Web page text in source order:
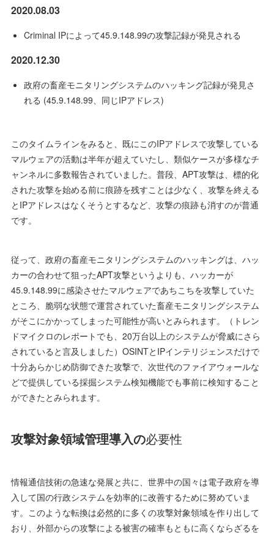
2020.08.03
Criminal IPによって45.9.148.99の攻撃記録が発見される
2020.12.30
政府の畜産モニタリングシステムのハッキング記録が発見さ
れる (45.9.148.99、同じIPアドレス)
このタイムラインをみると、既にこのIPアドレスで攻撃している
マルウェアの活動は半年が超えていたし、類似ケースが多様なチ
ャンネルに多数報告されていました。普段、APT攻撃は、標的化
された攻撃を始める前に痕跡を残すことは少なく、攻撃を終える
とIPアドレスはなくそうとするなど、攻撃の痕跡も消すのが普通
です。
従って、政府の畜産モニタリングシステムのハッキングは、ハッ
カーの合わせて狙ったAPT攻撃というよりも、ハッカーが
45.9.148.99に感染させたマルウェアであちこちを攻撃していた
ところ、脆弱な状態で運営されていた畜産モニタリングシステム
がそこにかかってしまった可能性が高いとみられます。（トレン
ドマイクロのレポートでも、20万台以上のシステムが脅威にさら
されていると言及しました）OSINTとIPインテリジェンスだけで
十分あらかじめ防御できた攻撃で、次世代のファイアウォールな
どで提供している採掘システム検知機能でも事前に検知すること
ができたとみられます。
攻撃対象領域管理導入の必要性
情報通信技術の急速な発展と共に、世界中の国々は電子政府を導
入して国の行政システムを効率的に改善するために努めていま
す。このような転換は必然的に多くの攻撃対象領域を作り出して
おり、外部からの攻撃による被害の確率もともに高くならざるを